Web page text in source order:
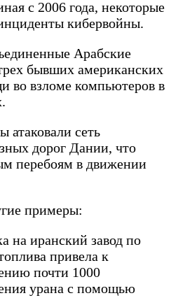
с 2006 года, некоторые
кибервойны.
Арабские
бывших американских
во взломе компьютеров в
атаковали сеть
дорог Дании, что
перебоям в движении
примеры:
на иранский завод по
привела к
почти 1000
урана с помощью